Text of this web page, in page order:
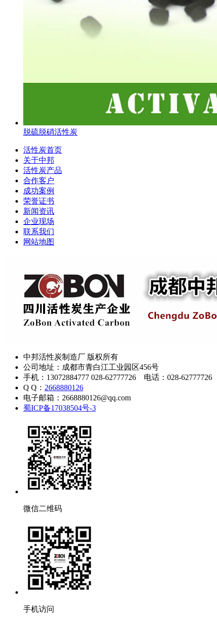
脱硫脱硝活性炭
活性炭首页
关于中邦
活性炭产品
合作客户
成功案例
荣誉证书
新闻资讯
企业现场
联系我们
网站地图
中邦活性炭制造厂 版权所有
公司地址：成都市青白江工业园区456号
手机：13072884777 028-62777726 电话：028-62777726
Q Q： 2668880126
电子邮箱：2668880126@qq.com
蜀ICP备17038504号-3
微信二维码
手机访问